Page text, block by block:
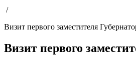
/
Визит первого заместителя
Визит первого